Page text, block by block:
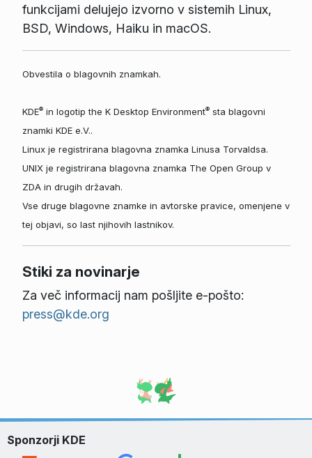
funkcijami delujejo izvorno v sistemih Linux,
BSD, Windows, Haiku in macOS.
Obvestila o blagovnih znamkah.
KDE®in logotip the K Desktop Environment®sta blagovni
znamki KDE e.V..
Linux je registrirana blagovna znamka Linusa Torvaldsa.
UNIX je registrirana blagovna znamka The Open Group v
ZDA in drugih državah.
Vse druge blagovne znamke in avtorske pravice, omenjene v
tej objavi, so last njihovih lastnikov.
Stiki za novinarje
Za več informacij nam pošljite e-pošto:
press@kde.org
Sponzorji KDE